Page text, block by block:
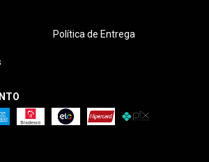
Política de Entrega